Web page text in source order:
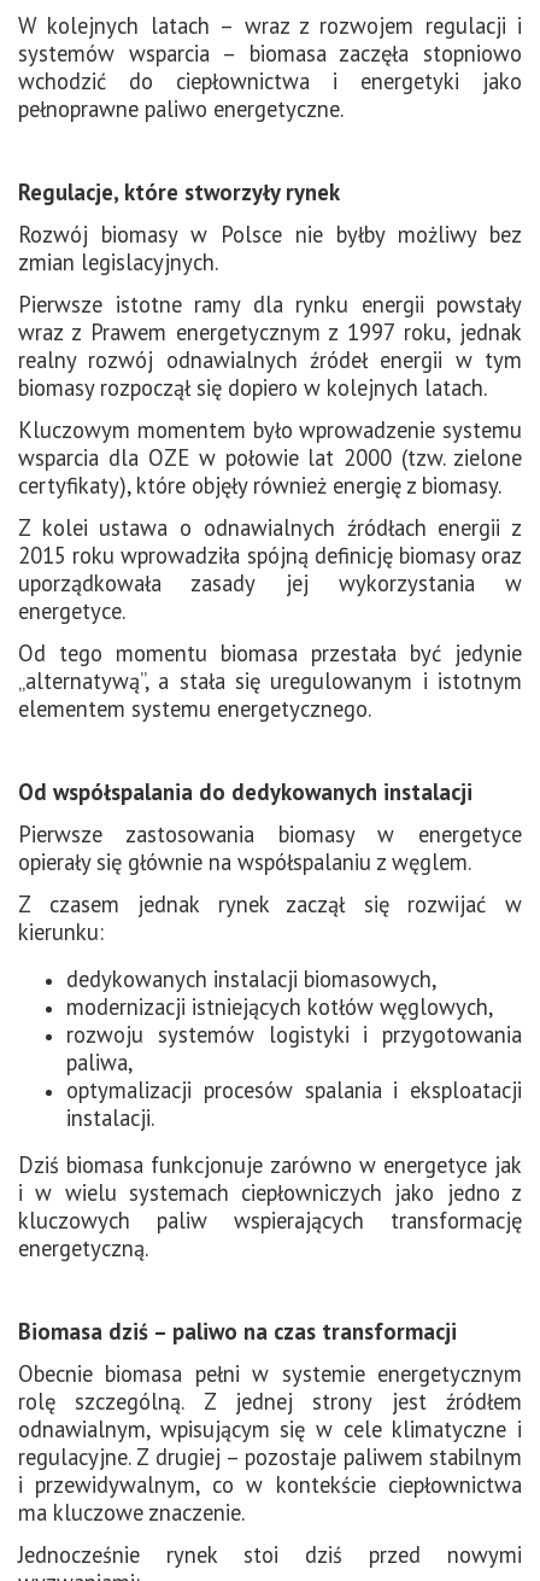
W kolejnych latach – wraz z rozwojem regulacji i
systemów wsparcia – biomasa zaczęła stopniowo
wchodzić do ciepłownictwa i energetyki jako
pełnoprawne paliwo energetyczne.
Regulacje, które stworzyły rynek
Rozwój biomasy w Polsce nie byłby możliwy bez
zmian legislacyjnych.
Pierwsze istotne ramy dla rynku energii powstały
wraz z Prawem energetycznym z 1997 roku, jednak
realny rozwój odnawialnych źródeł energii w tym
biomasy rozpoczął się dopiero w kolejnych latach.
Kluczowym momentem było wprowadzenie systemu
wsparcia dla OZE w połowie lat 2000 (tzw. zielone
certyfikaty), które objęły również energię z biomasy.
Z kolei ustawa o odnawialnych źródłach energii z
2015 roku wprowadziła spójną definicję biomasy oraz
uporządkowała zasady jej wykorzystania w
energetyce.
Od tego momentu biomasa przestała być jedynie
„alternatywą”, a stała się uregulowanym i istotnym
elementem systemu energetycznego.
Od współspalania do dedykowanych instalacji
Pierwsze zastosowania biomasy w energetyce
opierały się głównie na współspalaniu z węglem.
Z czasem jednak rynek zaczął się rozwijać w
kierunku:
dedykowanych instalacji biomasowych,
modernizacji istniejących kotłów węglowych,
rozwoju systemów logistyki i przygotowania
paliwa,
optymalizacji procesów spalania i eksploatacji
instalacji.
Dziś biomasa funkcjonuje zarówno w energetyce jak
i w wielu systemach ciepłowniczych jako jedno z
kluczowych paliw wspierających transformację
energetyczną.
Biomasa dziś – paliwo na czas transformacji
Obecnie biomasa pełni w systemie energetycznym
rolę szczególną. Z jednej strony jest źródłem
odnawialnym, wpisującym się w cele klimatyczne i
regulacyjne. Z drugiej – pozostaje paliwem stabilnym
i przewidywalnym, co w kontekście ciepłownictwa
ma kluczowe znaczenie.
Jednocześnie rynek stoi dziś przed nowymi